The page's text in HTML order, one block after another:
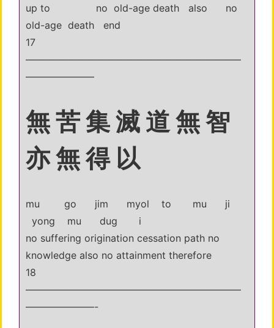
up to no old-age death also no
old-age death end
17
——————————————————————
———————
無 苦 集 滅 道 無 智
亦 無 得 以
mu go jim myol to mu ji
yong mu dug i
no suffering origination cessation path no
knowledge also no attainment therefore
18
——————————————————————
———————-